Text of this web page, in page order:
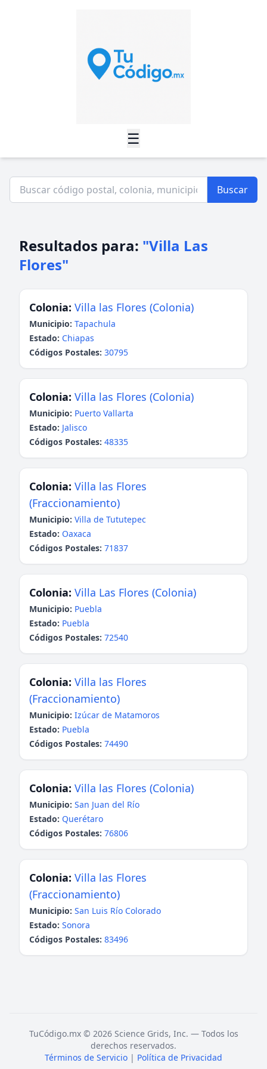
☰
Buscar
Resultados para: "Villa Las
Flores"
Colonia: Villa las Flores (Colonia)
Municipio: Tapachula
Estado: Chiapas
Códigos Postales: 30795
Colonia: Villa las Flores (Colonia)
Municipio: Puerto Vallarta
Estado: Jalisco
Códigos Postales: 48335
Colonia: Villa las Flores
(Fraccionamiento)
Municipio: Villa de Tututepec
Estado: Oaxaca
Códigos Postales: 71837
Colonia: Villa Las Flores (Colonia)
Municipio: Puebla
Estado: Puebla
Códigos Postales: 72540
Colonia: Villa las Flores
(Fraccionamiento)
Municipio: Izúcar de Matamoros
Estado: Puebla
Códigos Postales: 74490
Colonia: Villa las Flores (Colonia)
Municipio: San Juan del Río
Estado: Querétaro
Códigos Postales: 76806
Colonia: Villa las Flores
(Fraccionamiento)
Municipio: San Luis Río Colorado
Estado: Sonora
Códigos Postales: 83496
TuCódigo.mx © 2026 Science Grids, Inc. — Todos los
derechos reservados.
Términos de Servicio | Política de Privacidad